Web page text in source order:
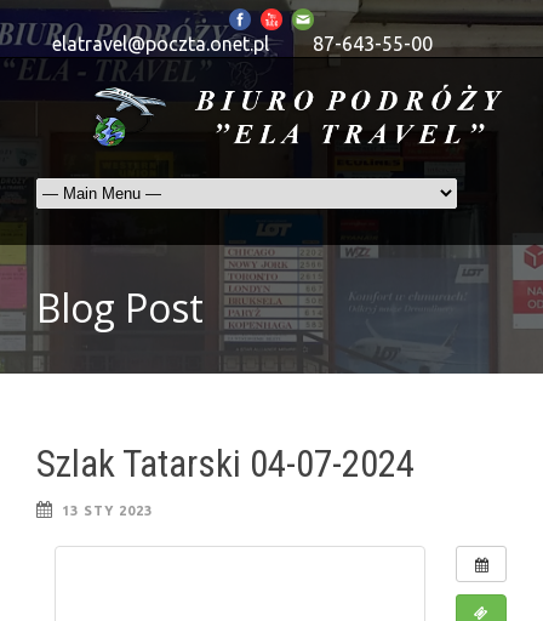
elatravel@poczta.onet.pl 87-643-55-00
Blog Post
Szlak Tatarski 04-07-2024
13 STY 2023